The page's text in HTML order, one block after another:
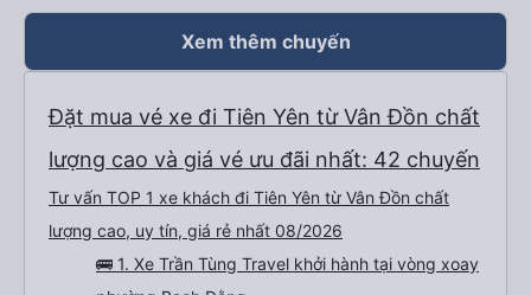
Xem thêm chuyến
Đặt mua vé xe đi Tiên Yên từ Vân Đồn chất
lượng cao và giá vé ưu đãi nhất: 42 chuyến
Tư vấn TOP 1 xe khách đi Tiên Yên từ Vân Đồn chất
lượng cao, uy tín, giá rẻ nhất 08/2026
🚌 1. Xe Trần Tùng Travel khởi hành tại vòng xoay